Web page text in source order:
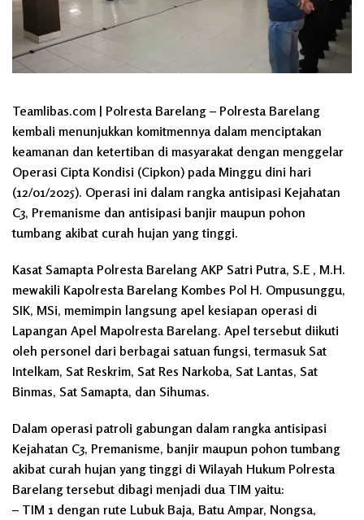
Teamlibas.com | Polresta Barelang – Polresta Barelang
kembali menunjukkan komitmennya dalam menciptakan
keamanan dan ketertiban di masyarakat dengan menggelar
Operasi Cipta Kondisi (Cipkon) pada Minggu dini hari
(12/01/2025). Operasi ini dalam rangka antisipasi Kejahatan
C3, Premanisme dan antisipasi banjir maupun pohon
tumbang akibat curah hujan yang tinggi.
Kasat Samapta Polresta Barelang AKP Satri Putra, S.E , M.H.
mewakili Kapolresta Barelang Kombes Pol H. Ompusunggu,
SIK, MSi, memimpin langsung apel kesiapan operasi di
Lapangan Apel Mapolresta Barelang. Apel tersebut diikuti
oleh personel dari berbagai satuan fungsi, termasuk Sat
Intelkam, Sat Reskrim, Sat Res Narkoba, Sat Lantas, Sat
Binmas, Sat Samapta, dan Sihumas.
Dalam operasi patroli gabungan dalam rangka antisipasi
Kejahatan C3, Premanisme, banjir maupun pohon tumbang
akibat curah hujan yang tinggi di Wilayah Hukum Polresta
Barelang tersebut dibagi menjadi dua TIM yaitu:
– TIM 1 dengan rute Lubuk Baja, Batu Ampar, Nongsa,